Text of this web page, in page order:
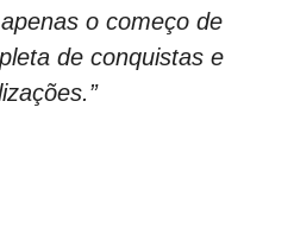
o começo de
de conquistas e